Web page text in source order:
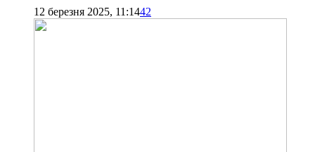
12 березня 2025, 11:1442